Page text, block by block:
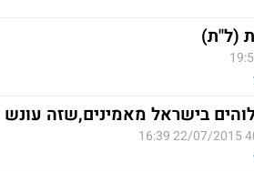
(ל"ת)
בישראל מאמינים,שזה
22/07/2015 16:39